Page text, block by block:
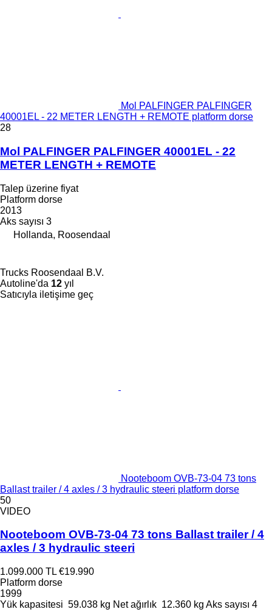
Mol PALFINGER PALFINGER
40001EL - 22 METER LENGTH + REMOTE platform dorse
28
Mol PALFINGER PALFINGER 40001EL - 22
METER LENGTH + REMOTE
Talep üzerine fiyat
Platform dorse
2013
Aks sayısı 3
Hollanda, Roosendaal
Trucks Roosendaal B.V.
Autoline'da 12 yıl
Satıcıyla iletişime geç
Nooteboom OVB-73-04 73 tons
Ballast trailer / 4 axles / 3 hydraulic steeri platform dorse
50
VIDEO
Nooteboom OVB-73-04 73 tons Ballast trailer / 4
axles / 3 hydraulic steeri
1.099.000 TL €19.990
Platform dorse
1999
Yük kapasitesi 59.038 kg Net ağırlık 12.360 kg Aks sayısı 4